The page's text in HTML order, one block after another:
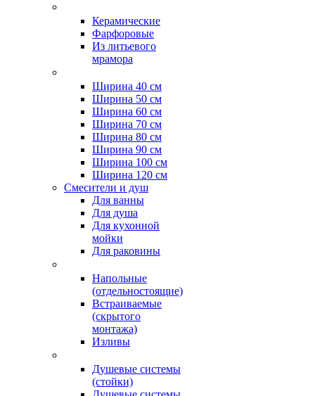
Керамические
Фарфоровые
Из литьевого
мрамора
Ширина 40 см
Ширина 50 см
Ширина 60 см
Ширина 70 см
Ширина 80 см
Ширина 90 см
Ширина 100 см
Ширина 120 см
Смесители и душ
Для ванны
Для душа
Для кухонной
мойки
Для раковины
Напольные
(отдельностоящие)
Встраиваемые
(скрытого
монтажа)
Изливы
Душевые системы
(стойки)